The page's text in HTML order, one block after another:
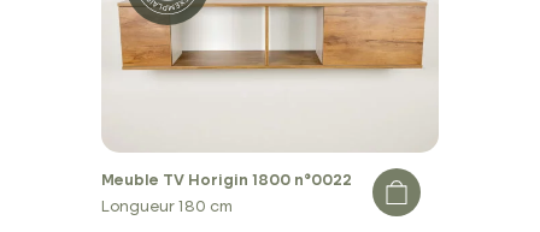
Meuble TV Horigin 1800 n°0022
Longueur 180 cm